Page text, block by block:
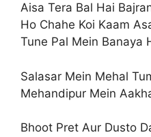
Aisa Tera Bal Hai
Ho Chahe Koi Kaam
Tune Pal Mein Banaya
Salasar Mein Mehal
Mehandipur Mein
Bhoot Pret Aur Dusto